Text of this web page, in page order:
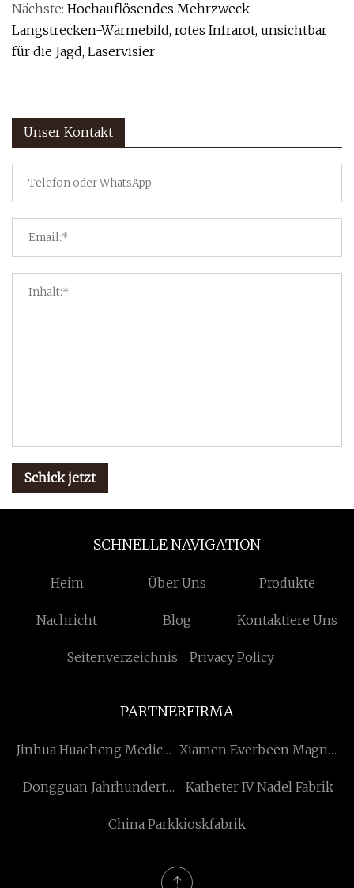
Nächste: Hochauflösendes Mehrzweck-
Langstrecken-Wärmebild, rotes Infrarot, unsichtbar
für die Jagd, Laservisier
Unser Kontakt
Schick jetzt
SCHNELLE NAVIGATION
Heim Über Uns Produkte
Nachricht Blog Kontaktiere Uns
Seitenverzeichnis Privacy Policy
PARTNERFIRMA
Jinhua Huacheng Medical Xiamen Everbeen Magnet
Dongguan Jahrhundert
Katheter IV Nadel Fabrik
China Parkkioskfabrik